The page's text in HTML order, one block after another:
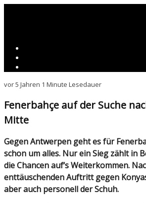
vor 5 Jahren 1 Minute Lesedauer
Fenerbahçe auf der Suche
Mitte
Gegen Antwerpen geht es für Fenerbahçe heute quasi
schon um alles. Nur ein Sieg zählt in
die Chancen auf‘s Weiterkommen.
enttäuschenden Auftritt gegen
aber auch personell der Schuh.